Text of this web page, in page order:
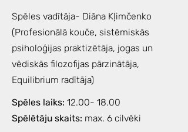
Spēles vadītāja- Diāna Kļimčenko
(Profesionālā kouče, sistēmiskās
psiholoģijas praktizētāja, jogas un
vēdiskās filozofijas pārzinātāja,
Equilibrium radītāja)
Spēles laiks: 12.00- 18.00
Spēlētāju skaits: max. 6 cilvēki